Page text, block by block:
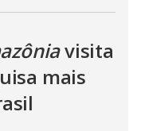
visita
mais